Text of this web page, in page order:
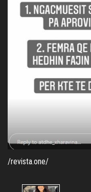
/revista.one/